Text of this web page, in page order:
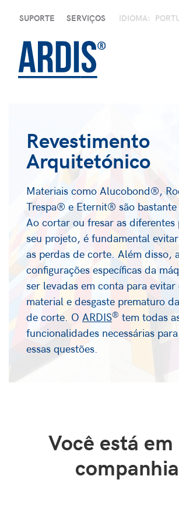
SUPORTE SERVIÇOS IDIOMA:
Revestimento
Arquitetónico
Materiais como Alucobond®,
Trespa® e Eternit® são bastante
Ao cortar ou fresar as diferentes
seu projeto, é fundamental
as perdas de corte. Além disso,
configurações específicas da
ser levadas em conta para evitar
material e desgaste prematuro
de corte. O ARDIS® tem todas
funcionalidades necessárias
essas questões.
Você está em